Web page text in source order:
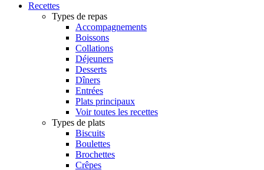
Recettes
Types de repas
Accompagnements
Boissons
Collations
Déjeuners
Desserts
Dîners
Entrées
Plats principaux
Voir toutes les recettes
Types de plats
Biscuits
Boulettes
Brochettes
Crêpes